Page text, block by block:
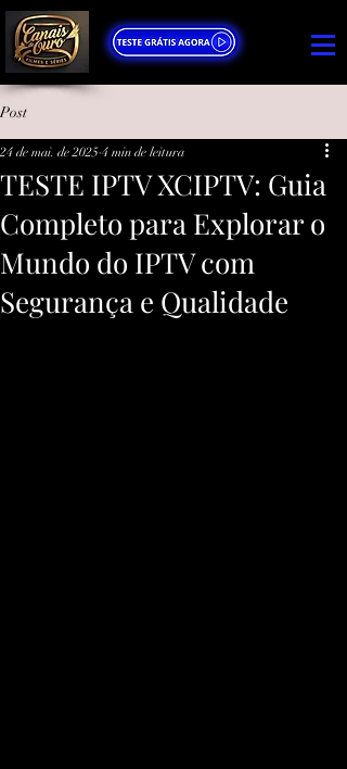
Post
TESTE IPTV XCIPTV: Guia
Completo para Explorar o
Mundo do IPTV com
Segurança e Qualidade
24 de mai. de 2025 4 min de leitura